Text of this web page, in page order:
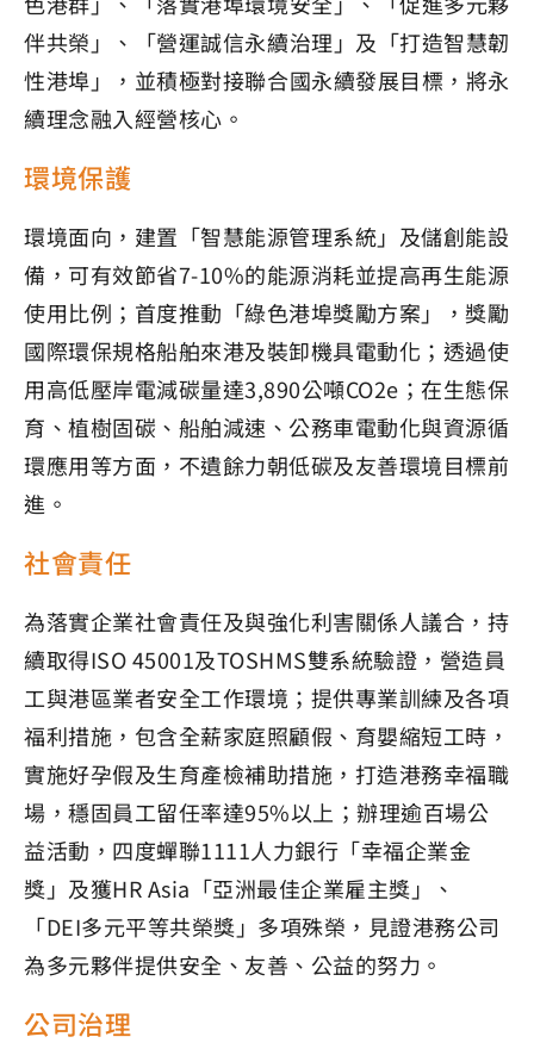
伴共榮」、「營運誠信永續治理」及「打造智慧韌
性港埠」，並積極對接聯合國永續發展目標，將永
續理念融入經營核心。
環境保護
環境面向，建置「智慧能源管理系統」及儲創能設
備，可有效節省7-10%的能源消耗並提高再生能源
使用比例；首度推動「綠色港埠獎勵方案」，獎勵
國際環保規格船舶來港及裝卸機具電動化；透過使
用高低壓岸電減碳量達3,890公噸CO2e；在生態保
育、植樹固碳、船舶減速、公務車電動化與資源循
環應用等方面，不遺餘力朝低碳及友善環境目標前
進。
社會責任
為落實企業社會責任及與強化利害關係人議合，持
續取得ISO 45001及TOSHMS雙系統驗證，營造員
工與港區業者安全工作環境；提供專業訓練及各項
福利措施，包含全薪家庭照顧假、育嬰縮短工時，
實施好孕假及生育產檢補助措施，打造港務幸福職
場，穩固員工留任率達95%以上；辦理逾百場公
益活動，四度蟬聯1111人力銀行「幸福企業金
獎」及獲HR Asia「亞洲最佳企業雇主獎」、
「DEI多元平等共榮獎」多項殊榮，見證港務公司
為多元夥伴提供安全、友善、公益的努力。
公司治理